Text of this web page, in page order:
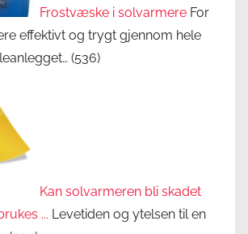
Frostvæske i solvarmere For
effektivt og trygt gjennom hele
(536)
Kan solvarmeren bli skadet
... Levetiden og ytelsen til en